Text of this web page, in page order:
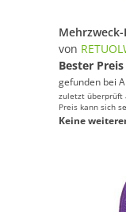
von
Bester Preis
gefunden bei
zuletzt überprüft
Preis kann sich
Keine